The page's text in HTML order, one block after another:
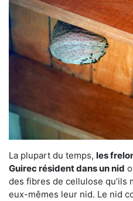
La plupart du temps, les
Guirec résident dans un nid
des fibres de cellulose qu’ils
eux-mêmes leur nid. Le nid